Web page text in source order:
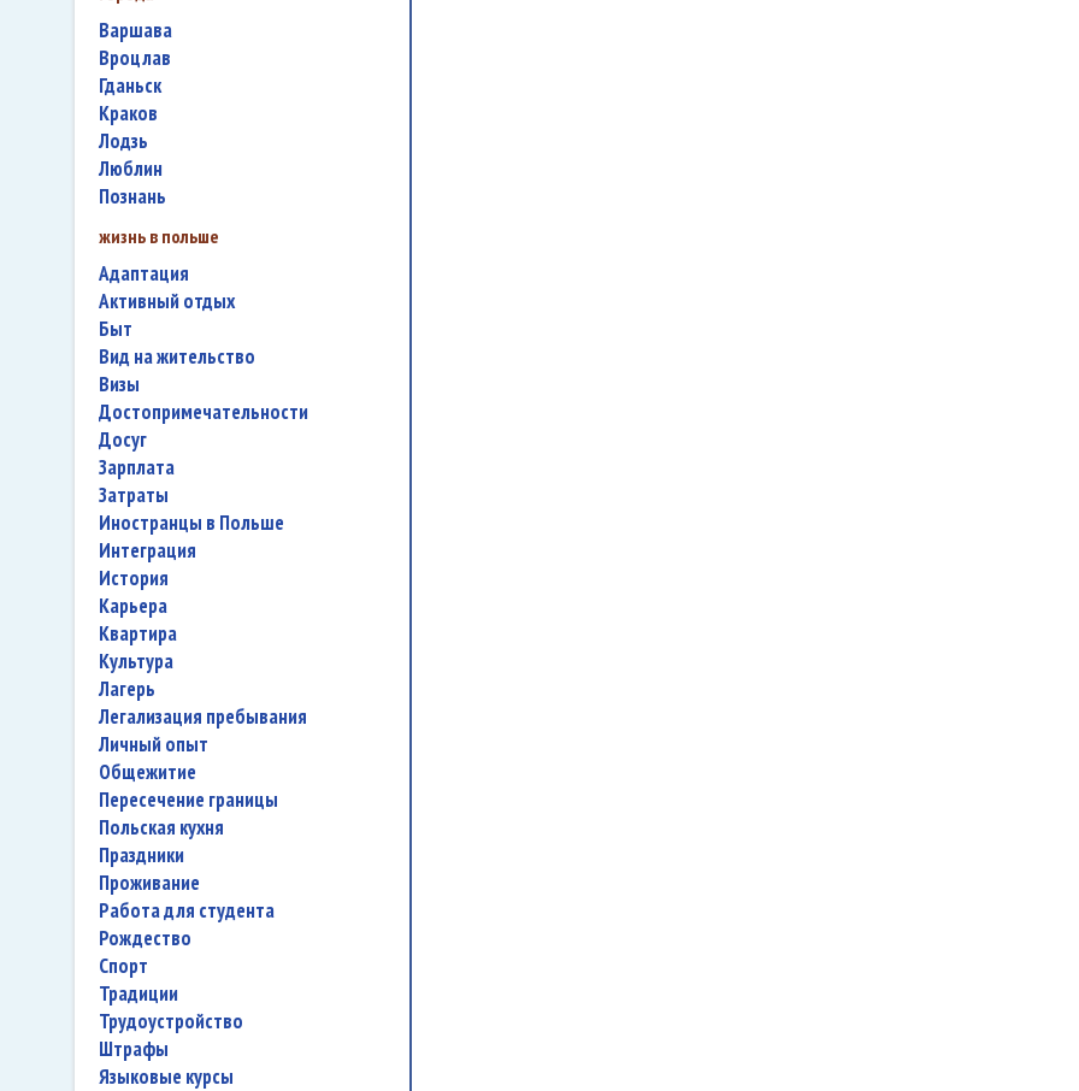
Варшава
Вроцлав
Гданьск
Краков
Лодзь
Люблин
Познань
жизнь в польше
адаптация
активный отдых
быт
вид на жительство
визы
достопримечательности
досуг
зарплата
затраты
иностранцы в Польше
интеграция
история
карьера
квартира
культура
лагерь
легализация пребывания
личный опыт
общежитие
пересечение границы
польская кухня
праздники
проживание
работа для студента
Рождество
спорт
традиции
трудоустройство
штрафы
языковые курсы